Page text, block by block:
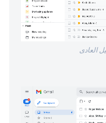
العادي